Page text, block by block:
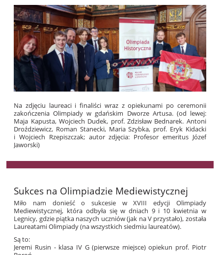
Na zdjęciu laureaci i finaliści wraz z opiekunami po ceremonii
zakończenia Olimpiady w gdańskim Dworze Artusa. (od lewej:
Maja Kapusta, Wojciech Dudek, prof. Zdzisław Bednarek. Antoni
Droździewicz, Roman Stanecki, Maria Szybka, prof. Eryk Kidacki
i Wojciech Rzepiszczak; autor zdjęcia: Profesor emeritus Józef
Jaworski)
Sukces na Olimpiadzie Mediewistycznej
Miło nam donieść o sukcesie w XVIII edycji Olimpiady
Mediewistycznej, która odbyła się w dniach 9 i 10 kwietnia w
Legnicy, gdzie piątka naszych uczniów (jak na V przystało), została
Laureatami Olimpiady (na wszystkich siedmiu laureatów).
Są to:
Jeremi Rusin - klasa IV G (pierwsze miejsce) opiekun prof. Piotr